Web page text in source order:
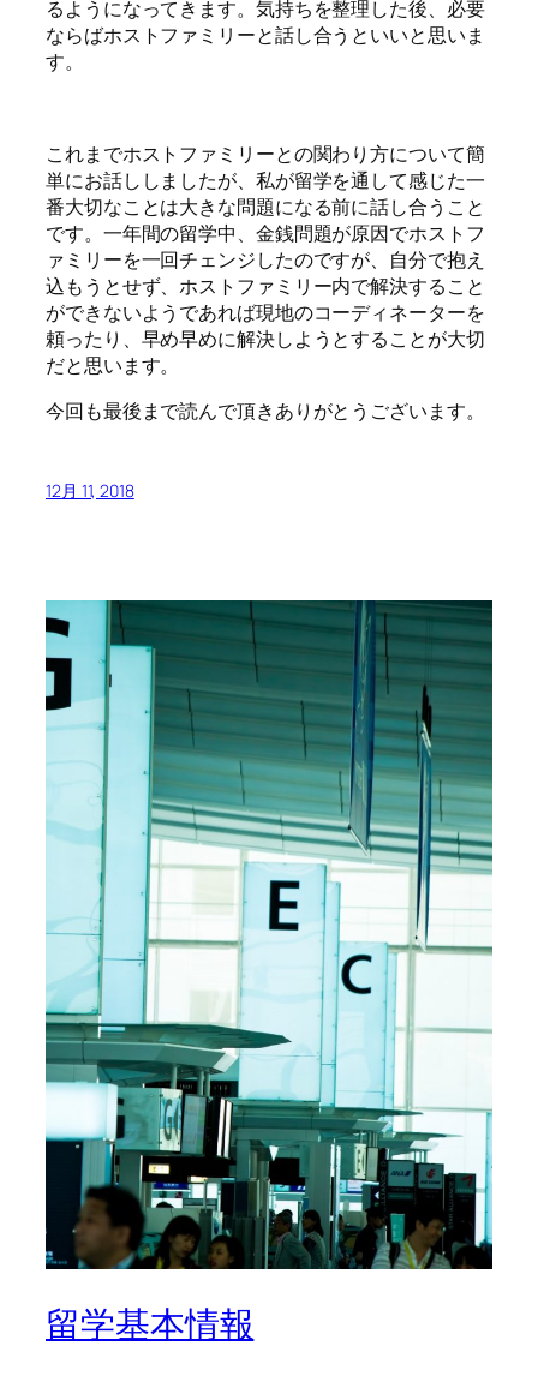
るようになってきます。気持ちを整理した後、必要
ならばホストファミリーと話し合うといいと思いま
す。
これまでホストファミリーとの関わり方について簡
単にお話ししましたが、私が留学を通して感じた一
番大切なことは大きな問題になる前に話し合うこと
です。一年間の留学中、金銭問題が原因でホストフ
ァミリーを一回チェンジしたのですが、自分で抱え
込もうとせず、ホストファミリー内で解決すること
ができないようであれば現地のコーディネーターを
頼ったり、早め早めに解決しようとすることが大切
だと思います。
今回も最後まで読んで頂きありがとうございます。
12月 11, 2018
留学基本情報